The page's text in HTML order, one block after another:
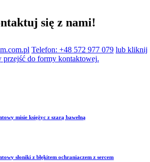
się z nami!
Telefon: +48 572 977 079 lub kliknij
przejść do formy kontaktowej.
misie księżyc z szarą bawełną
słoniki z błękitem ochraniaczem z sercem